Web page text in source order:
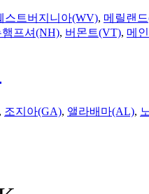
스트버지니아(WV), 메릴랜
햄프셔(NH), 버몬트(VT), 메
, 조지아(GA), 앨라배마(AL),